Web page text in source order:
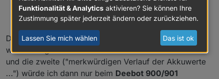
Workaround für merkwürdigen Verlauf der
Akkuwerte aktivieren (z.B. beim Deebot 900/901)
Die erste Funktion ("Wert unknown ... unterdrücken")
würde ich grundsätzlich bei allen Modellen aktivieren -
und die zweite ("merkwürdigen Verlauf der Akkuwerte
...") würde ich dann nur beim Deebot 900/901
Funktionalität & Analytics aktivieren? Sie können Ihre
Zustimmung später jederzeit ändern oder zurückziehen.
Lassen Sie mich wählen Das ist ok